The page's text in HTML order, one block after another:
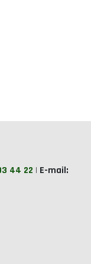
44 22 | E-mail: